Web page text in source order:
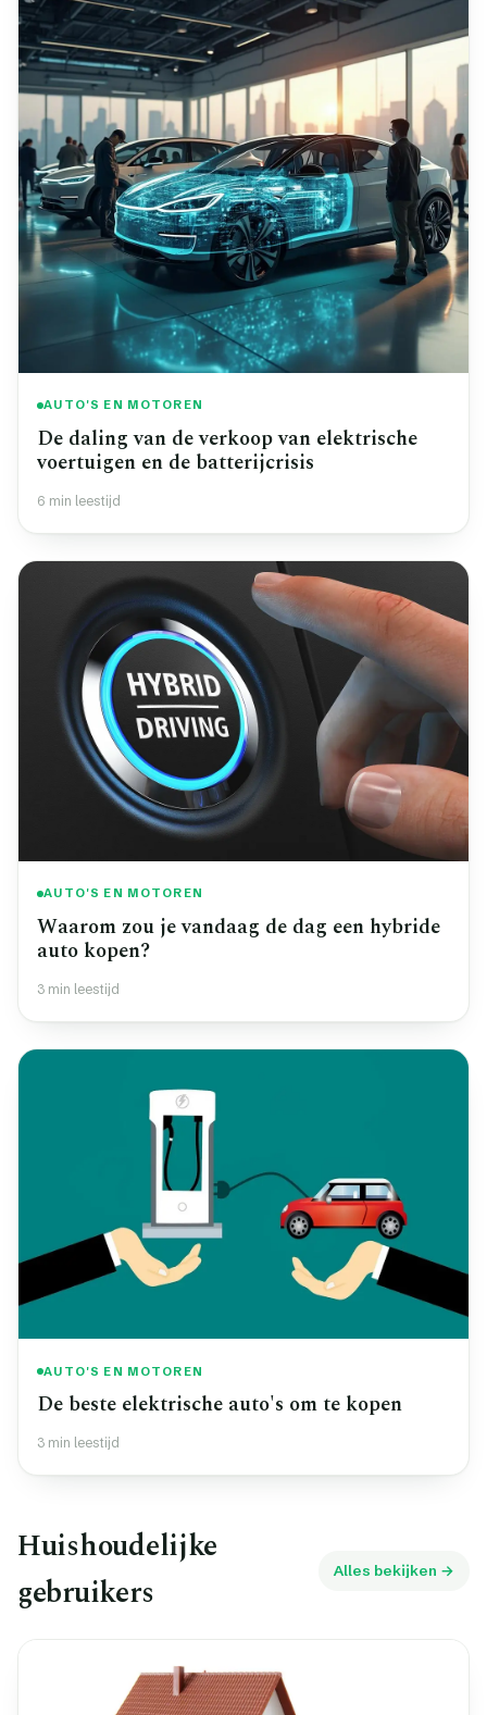
AUTO'S EN MOTOREN
De daling van de verkoop van elektrische
voertuigen en de batterijcrisis
6 min leestijd
AUTO'S EN MOTOREN
Waarom zou je vandaag de dag een hybride
auto kopen?
3 min leestijd
AUTO'S EN MOTOREN
De beste elektrische auto's om te kopen
3 min leestijd
Huishoudelijke
gebruikers
Alles bekijken →